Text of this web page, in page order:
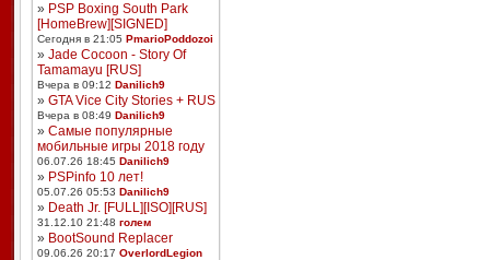
» PSP Boxing South Park
[HomeBrew][SIGNED]
Сегодня в 21:05 PmarioPoddozoi
» Jade Cocoon - Story Of
Tamamayu [RUS]
Вчера в 09:12 Danilich9
» GTA Vice City Stories + RUS
Вчера в 08:49 Danilich9
» Самые популярные
мобильные игры 2018 году
06.07.26 18:45 Danilich9
» PSPinfo 10 лет!
05.07.26 05:53 Danilich9
» Death Jr. [FULL][ISO][RUS]
31.12.10 21:48 голем
» BootSound Replacer
09.06.26 20:17 OverlordLegion